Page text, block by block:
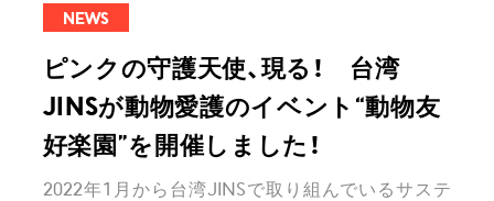
NEWS
ピンクの守護天使、現る！ 台湾
JINSが動物愛護のイベント“動物友
好楽園”を開催しました！
2022年1月から台湾JINSで取り組んでいるサステ